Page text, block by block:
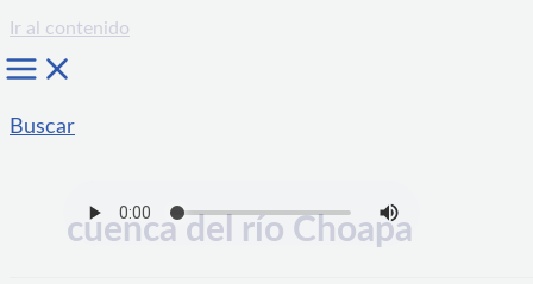
Ir al contenido
Buscar
cuenca del río Choapa